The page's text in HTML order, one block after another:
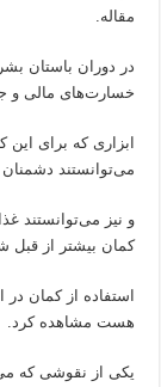
مقاله.
در دوران باستان
خسارت‌‌های مالی و
ابزاری که برای
می‌توانستند دشمنان
و نیز می‌توانستند
کمان بیشتر از قبل
استفاده از کمان
هست مشاهده کرد.
یکی از نقوشی که